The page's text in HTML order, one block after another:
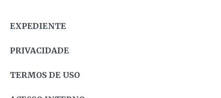
EXPEDIENTE
PRIVACIDADE
TERMOS DE USO